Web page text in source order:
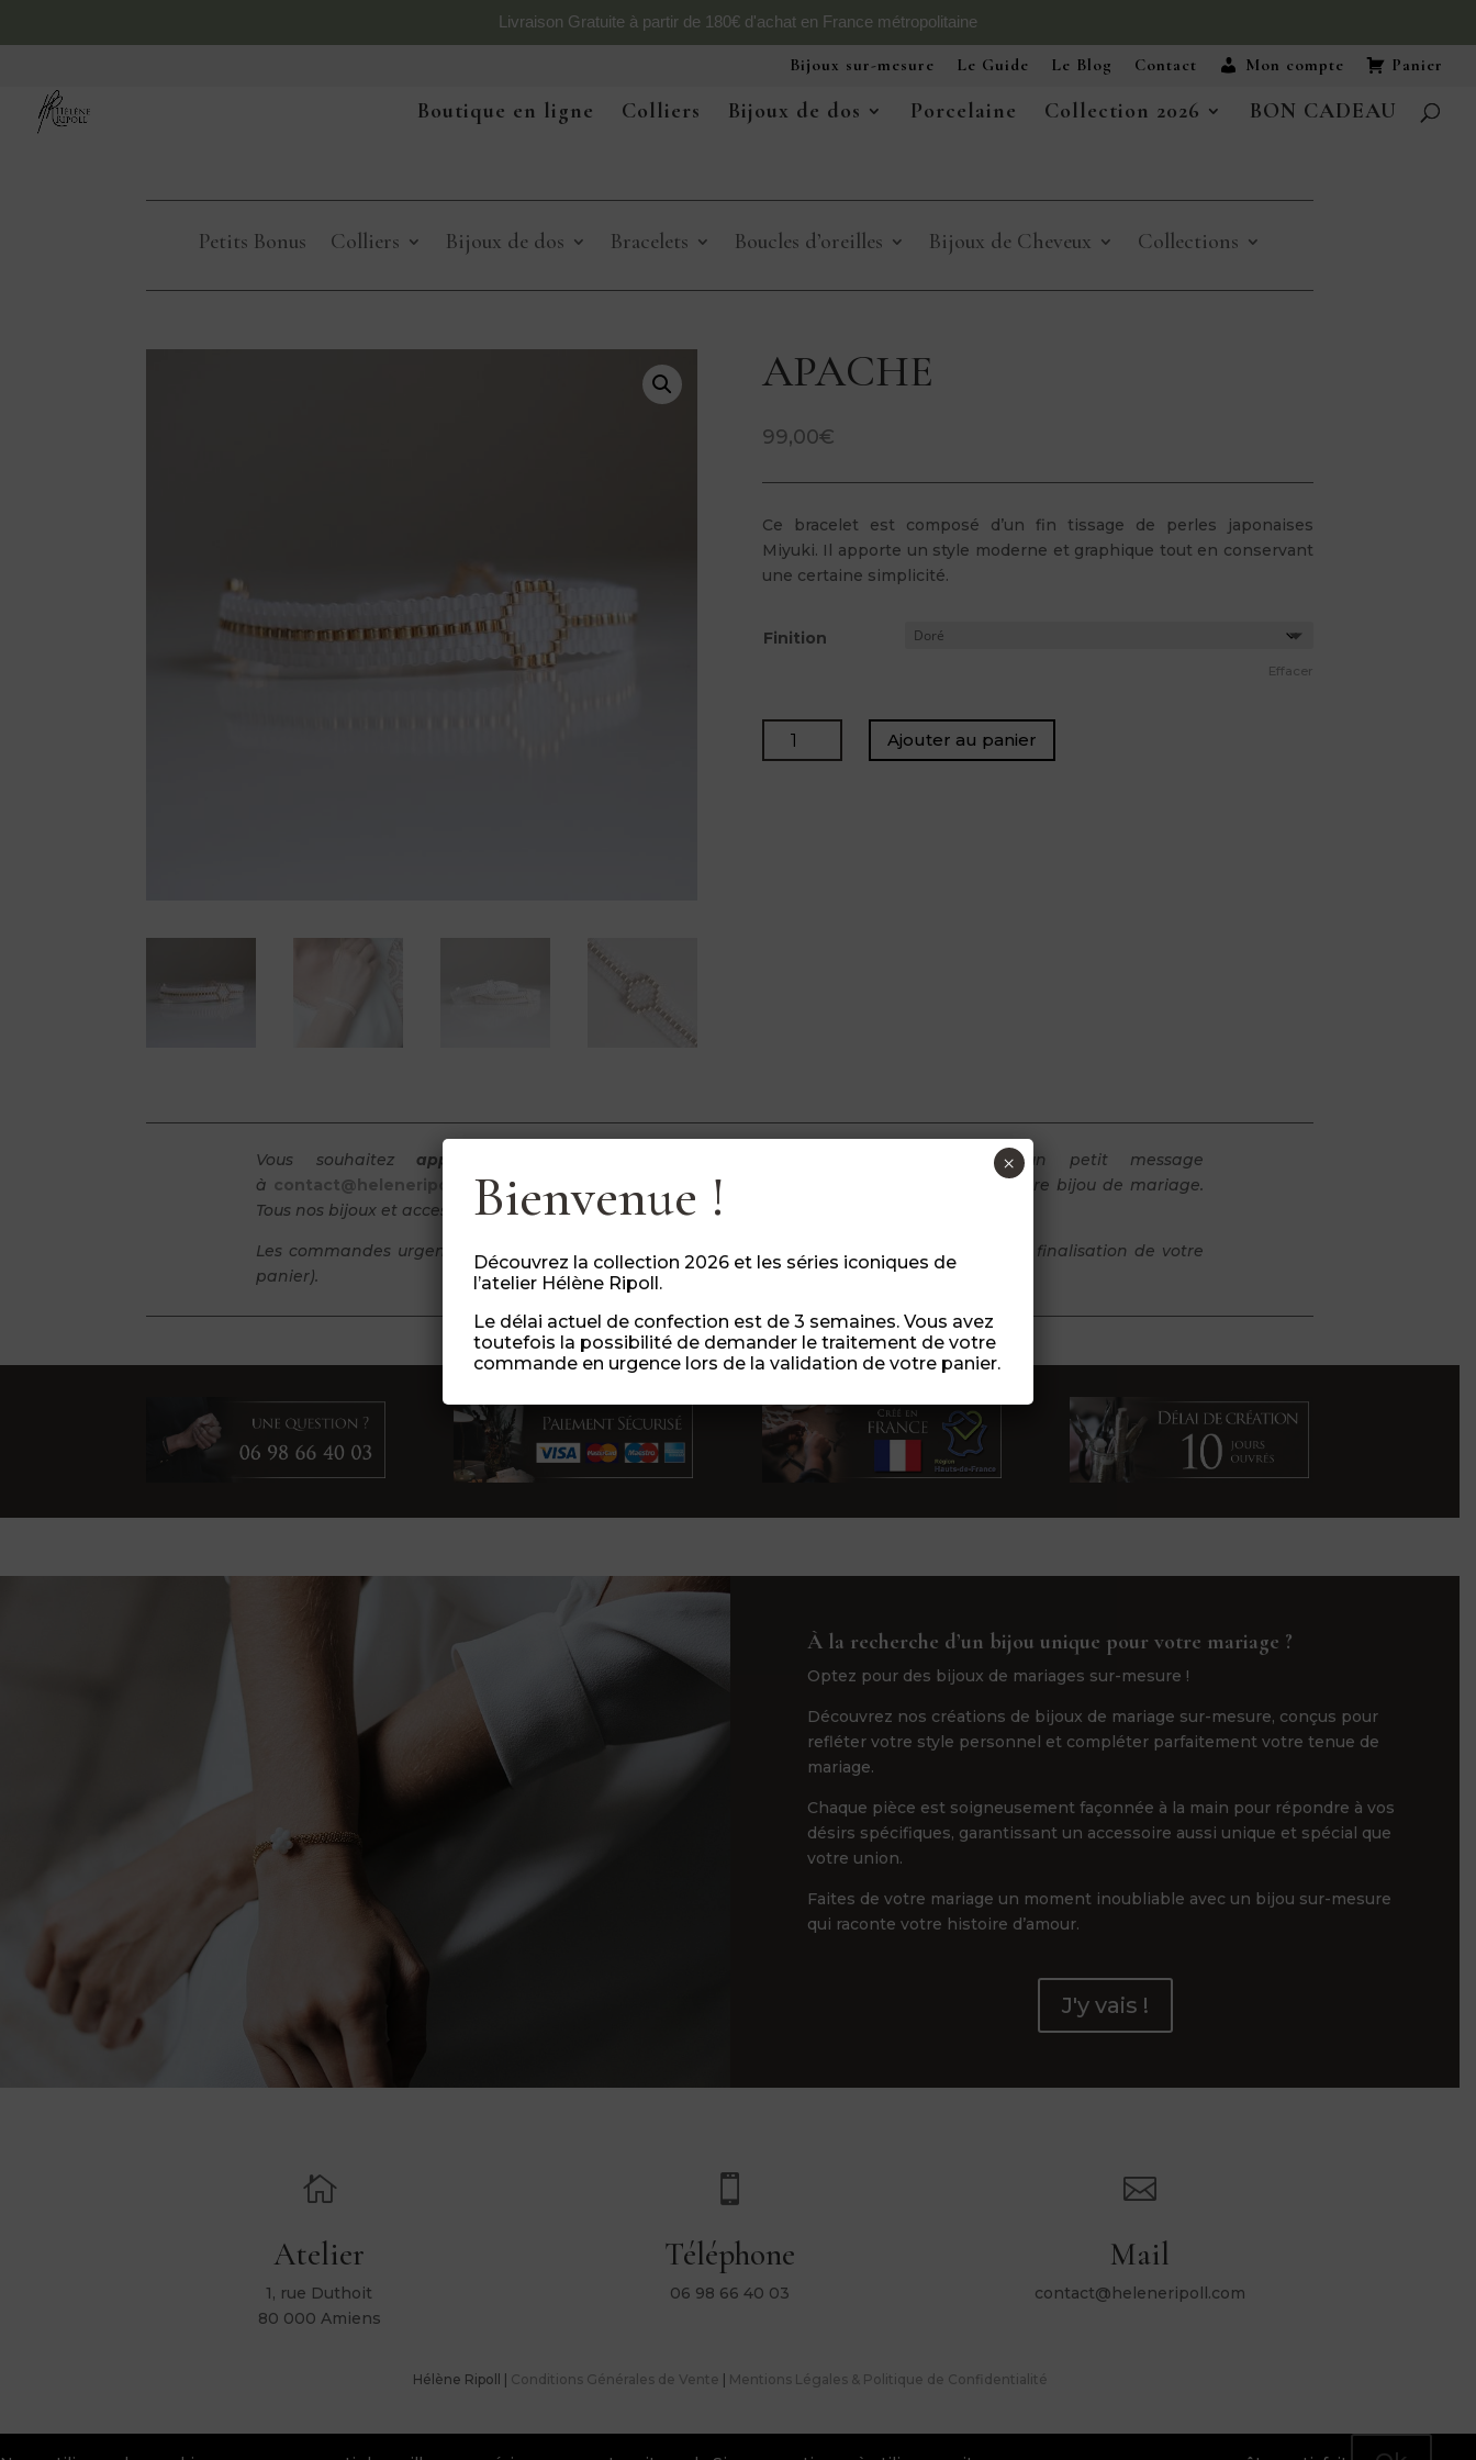
Livraison Gratuite à partir de 180€ d'achat en France métropolitaine
Bijoux sur-mesure Le Guide Le Blog Contact Mon compte Panier
Boutique en ligne Colliers Bijoux de dos Porcelaine Collection 2026 BON CADEAU
Petits Bonus Colliers Bijoux de dos Bracelets Boucles d’oreilles Bijoux de Cheveux Collections
APACHE
99,00€
Ce bracelet est composé d’un fin tissage de perles japonaises
Miyuki. Il apporte un style moderne et graphique tout en conservant
une certaine simplicité.
Finition
Effacer
quantité
de
Ajouter au panier
Vous souhaitezapporter quelques modifications à un produit
? Envoyez un petit message
à contact@heleneripoll.com Teinte, taille, style, nous trouverons comment personnaliser votre bijou de mariage.
Tous nos bijoux etaccessoires sont montés à la main avec des matières de qualité.
Les commandes urgentes sont possibles en ajoutant l’option « commande urgente » (lors de finalisation de votre
panier).
À la recherche d’un bijou unique pour votre mariage ?
Optez pour des bijoux de mariages sur-mesure !
Découvrez nos créations de bijoux de mariage sur-mesure, conçus pour
refléter votre style personnel et compléter parfaitement votre tenue de
mariage.
Chaque pièce est soigneusement façonnée à la main pour répondre à vos
désirs spécifiques, garantissant un accessoire aussi unique et spécial que
votre union.
Faites de votre mariage un moment inoubliable avec un bijou sur-mesure
qui raconte votre histoire d’amour.
J'y vais !

Atelier
1, rue Duthoit
80 000 Amiens

Téléphone
06 98 66 40 03

Mail
contact@heleneripoll.com
Hélène Ripoll | Conditions Générales de Vente Mentions Légales & Politique de Confidentialité
Bienvenue !
Découvrez la collection 2026 et les séries iconiques de
l’atelier Hélène Ripoll.
Le délai actuel de confection est de 3 semaines. Vous avez
toutefois la possibilité de demander le traitement de votre
commande en urgence lors de la validation de votre panier.
×